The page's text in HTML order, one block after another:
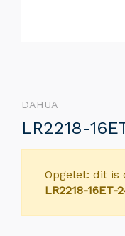
DAHUA
LR2218-
Opgelet: dit is
LR2218-16ET-